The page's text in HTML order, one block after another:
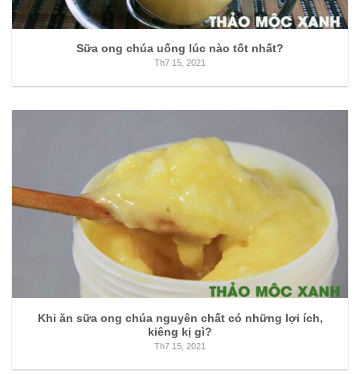
Sữa ong chúa uống lúc nào tốt nhất?
Th7 15, 2021
Khi ăn sữa ong chúa nguyên chất có những lợi ích,
kiêng kị gì?
Th7 15, 2021